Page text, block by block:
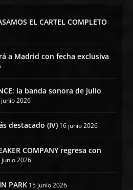
EL CARTEL COMPLETO
a Madrid con fecha exclusiva
la banda sonora de julio
2026
destacado (IV) 16 junio 2026
COMPANY regresa con
junio 2026
PARK 15 junio 2026